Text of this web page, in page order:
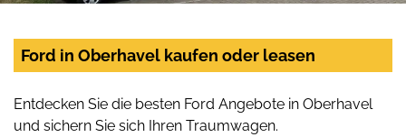
Ford in Oberhavel kaufen oder leasen
Entdecken Sie die besten Ford Angebote in Oberhavel
und sichern Sie sich Ihren Traumwagen.